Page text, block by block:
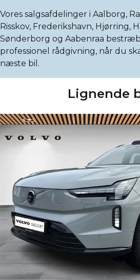
Vores salgsafdelinger i Aalborg,
Risskov, Frederikshavn, Hjørring,
Sønderborg og Aabenraa
professionel rådgivning, når du
næste bil.
Lignende